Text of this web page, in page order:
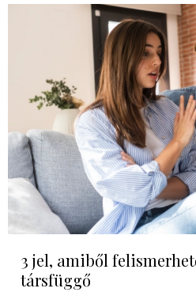
3 jel, amiből
társfüggő